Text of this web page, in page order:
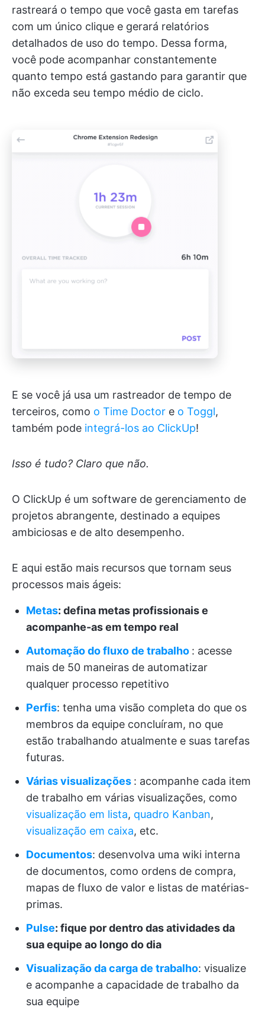
rastreará o tempo que você gasta em tarefas
com um único clique e gerará relatórios
detalhados de uso do tempo. Dessa forma,
você pode acompanhar constantemente
quanto tempo está gastando para garantir que
não exceda seu tempo médio de ciclo.
E se você já usa um rastreador de tempo de
terceiros, como o Time Doctor e o Toggl,
também pode integrá-los ao ClickUp!
Isso é tudo? Claro que não.
O ClickUp é um software de gerenciamento de
projetos abrangente, destinado a equipes
ambiciosas e de alto desempenho.
E aqui estão mais recursos que tornam seus
processos mais ágeis:
Metas: defina metas profissionais e
acompanhe-as em tempo real
Automação do fluxo de trabalho : acesse
mais de 50 maneiras de automatizar
qualquer processo repetitivo
Perfis: tenha uma visão completa do que os
membros da equipe concluíram, no que
estão trabalhando atualmente e suas tarefas
futuras.
Várias visualizações : acompanhe cada item
de trabalho em várias visualizações, como
visualização em lista, quadro Kanban,
visualização em caixa, etc.
Documentos: desenvolva uma wiki interna
de documentos, como ordens de compra,
mapas de fluxo de valor e listas de matérias-
primas.
Pulse: fique por dentro das atividades da
sua equipe ao longo do dia
Visualização da carga de trabalho: visualize
e acompanhe a capacidade de trabalho da
sua equipe